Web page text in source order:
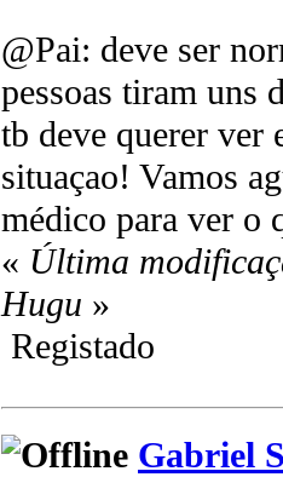
@Pai: deve ser
pessoas tiram uns
tb deve querer ver
situaçao! Vamos
médico para ver o
« Última
Hugu »
Registado
Gabriel